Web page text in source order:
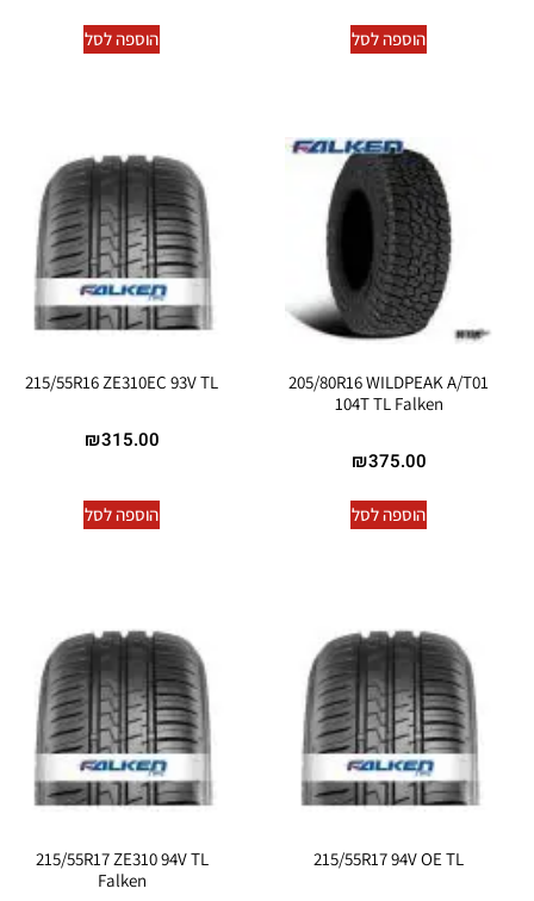
הוספה לסל הוספה לסל
205/80R16 WILDPEAK A/T01
104T TL Falken
₪375.00
הוספה לסל
215/55R16 ZE310EC 93V TL
₪315.00
הוספה לסל
215/55R17 94V OE TL
215/55R17 ZE310 94V TL
Falken